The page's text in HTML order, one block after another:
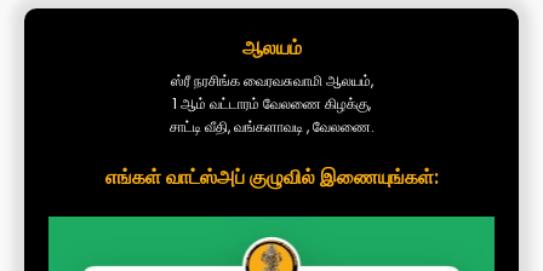
ஆலயம்
ஸ்ரீ நரசிங்க வைரவசுவாமி ஆலயம்,
1 ஆம் வட்டாரம் வேலணை கிழக்கு,
சாட்டி வீதி, வங்களாவடி , வேலணை.
எங்கள் வாட்ஸ்அப் குழுவில் இணையுங்கள்: